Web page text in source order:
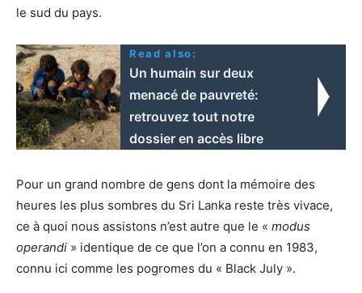
le sud du pays.
Read also:
Un humain sur deux
menacé de pauvreté:
retrouvez tout notre
dossier en accès libre
Pour un grand nombre de gens dont la mémoire des
heures les plus sombres du Sri Lanka reste très vivace,
ce à quoi nous assistons n’est autre que le « modus
operandi » identique de ce que l’on a connu en 1983,
connu ici comme les pogromes du « Black July ».